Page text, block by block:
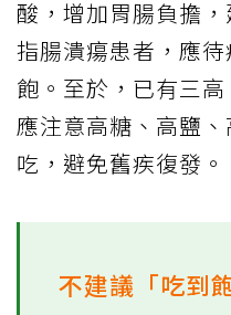
酸，增加胃腸負擔
指腸潰瘍患者，應
飽。至於，已有三
應注意高糖、高鹽
吃，避免舊疾復發。
不建議「吃到